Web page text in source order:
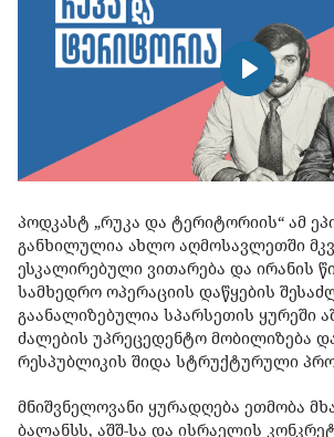
პოდკასტ „რუკა და ტერიტორიის“ ამ
განხილულია ახლო აღმოსავლეთში
ესკალირებული ვითარება და ირანის
სამხედრო ოპერაციის დაწყების
გაანალიზებულია სპარსეთის ყურეში
ძალების უპრეცედენტო მობილიზება
რესპუბლიკის შიდა სტრუქტურული
მნიშვნელოვანი ყურადღება ეთმობა
ბალანსს, აშშ-სა და ისრაელის